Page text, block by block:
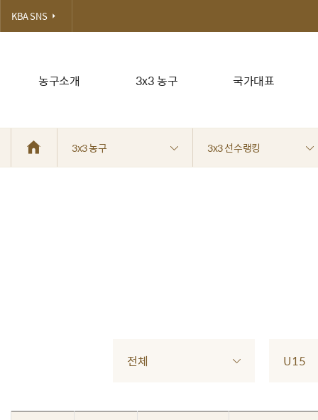
농구소개 3x3 농구 국가대표
KBA SNS
3x3 농구 3x3 선수랭킹
전체 U15